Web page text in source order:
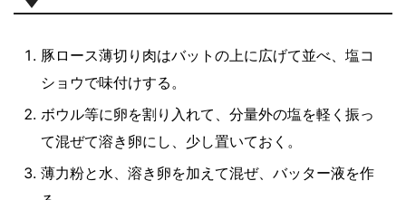
豚ロース薄切り肉はバットの上に広げて並べ、塩コ
ショウで味付けする。
ボウル等に卵を割り入れて、分量外の塩を軽く振っ
て混ぜて溶き卵にし、少し置いておく。
薄力粉と水、溶き卵を加えて混ぜ、バッター液を作